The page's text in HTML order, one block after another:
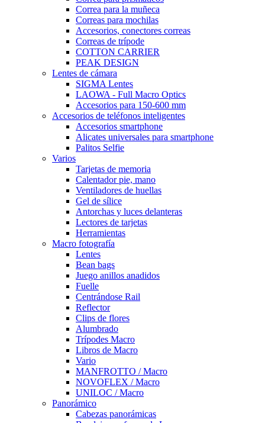
Correa para la muñeca
Correas para mochilas
Accesorios, conectores correas
Correas de trípode
COTTON CARRIER
PEAK DESIGN
Lentes de cámara
SIGMA Lentes
LAOWA - Full Macro Optics
Accesorios para 150-600 mm
Accesorios de teléfonos inteligentes
Accesorios smartphone
Alicates universales para smartphone
Palitos Selfie
Varios
Tarjetas de memoria
Calentador pie, mano
Ventiladores de huellas
Gel de sílice
Antorchas y luces delanteras
Lectores de tarjetas
Herramientas
Macro fotografía
Lentes
Bean bags
Juego anillos anadidos
Fuelle
Centrándose Rail
Reflector
Clips de flores
Alumbrado
Trípodes Macro
Libros de Macro
Vario
MANFROTTO / Macro
NOVOFLEX / Macro
UNILOC / Macro
Panorámico
Cabezas panorámicas